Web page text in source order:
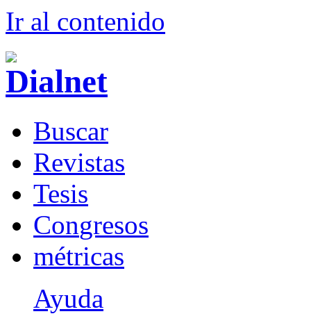
Ir al contenido
Buscar
Revistas
Tesis
Congresos
métricas
Ayuda